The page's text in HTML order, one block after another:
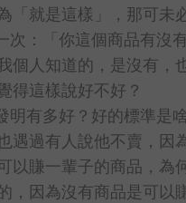
「就是這樣」，那可未
次：「你這個商品有沒
個人知道的，是沒有，
得這樣說好不好？
明有多好？好的標準是
遇過有人說他不賣，因
以賺一輩子的商品，為
，因為沒有商品是可以